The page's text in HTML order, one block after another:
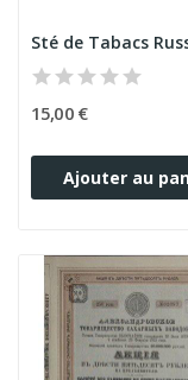
15,00 €
Ajouter au